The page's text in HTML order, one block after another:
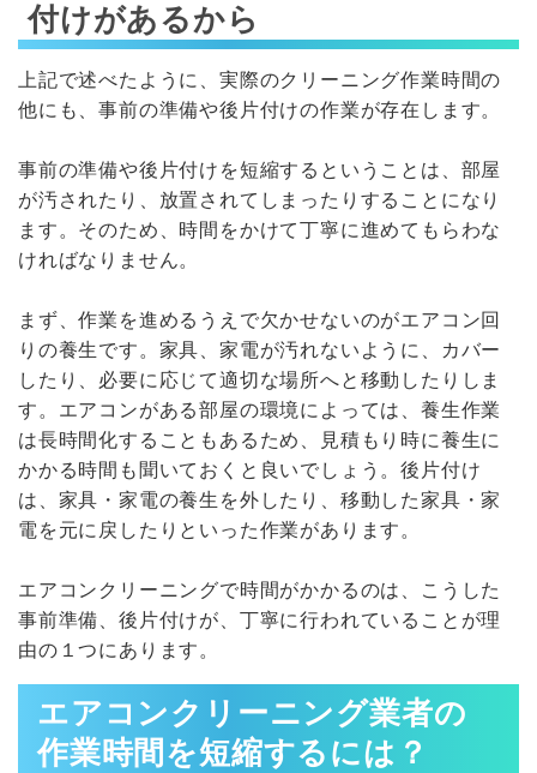
付けがあるから
上記で述べたように、実際のクリーニング作業時間の
他にも、事前の準備や後片付けの作業が存在します。
事前の準備や後片付けを短縮するということは、部屋
が汚されたり、放置されてしまったりすることになり
ます。そのため、時間をかけて丁寧に進めてもらわな
ければなりません。
まず、作業を進めるうえで欠かせないのがエアコン回
りの養生です。家具、家電が汚れないように、カバー
したり、必要に応じて適切な場所へと移動したりしま
す。エアコンがある部屋の環境によっては、養生作業
は長時間化することもあるため、見積もり時に養生に
かかる時間も聞いておくと良いでしょう。後片付け
は、家具・家電の養生を外したり、移動した家具・家
電を元に戻したりといった作業があります。
エアコンクリーニングで時間がかかるのは、こうした
事前準備、後片付けが、丁寧に行われていることが理
由の１つにあります。
エアコンクリーニング業者の
作業時間を短縮するには？